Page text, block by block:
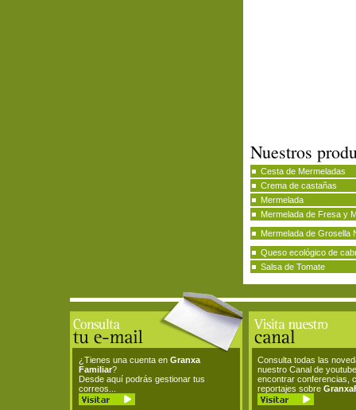
Nuestros
Cesta de Mermeladas
Crema de castañas
Mermelada
Mermelada de Fresa y
Mermelada de Grosella
Queso ecológico de
Salsa de Tomate
¿Tienes una cuenta en Granxa
Familiar?
Desde aquí podrás gestionar tus
correos...
Consulta todas las
nuestro Canal de
encontrar conferencias,
reportajes sobre